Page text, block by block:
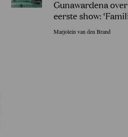
Gunawardena
eerste show:
vrienden in Sri
uit hun dak!’
Marjolein van den Brand